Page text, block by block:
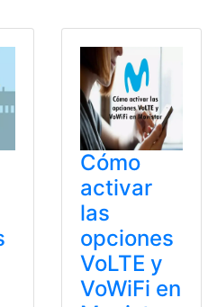
Cómo
activar
las
opciones
VoLTE y
VoWiFi en